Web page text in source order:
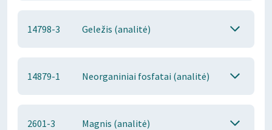
14798-3 Geležis (analitė)
14879-1 Neorganiniai fosfatai (analitė)
2601-3 Magnis (analitė)